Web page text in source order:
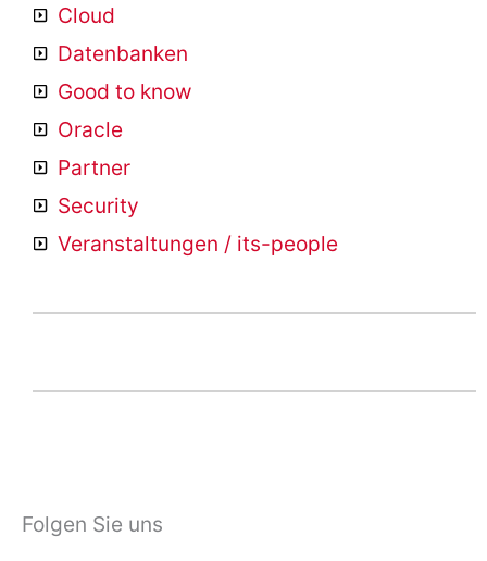
Cloud
Datenbanken
Good to know
Oracle
Partner
Security
Veranstaltungen / its-people
Folgen Sie uns